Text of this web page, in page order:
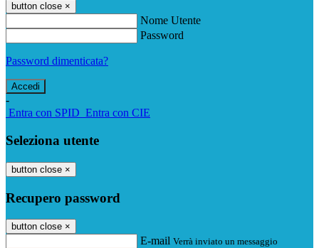
button close ×
Nome Utente
Password
Password dimenticata?
-
Entra con SPID Entra con CIE
Seleziona utente
button close ×
Recupero password
button close ×
E-mail Verrà inviato un messaggio